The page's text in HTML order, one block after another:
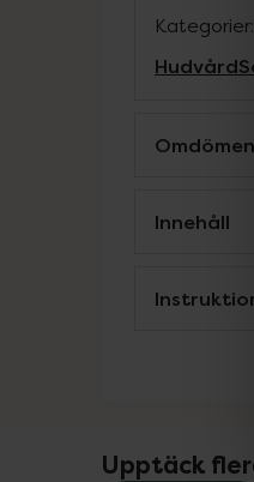
Kategorier:
Hudvård
Omdömen
Innehåll
Upptäck